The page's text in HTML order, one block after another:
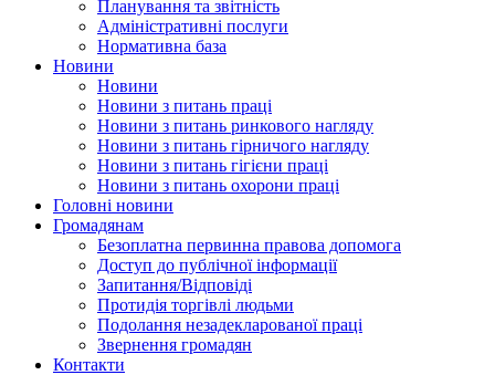
Планування та звітність
Адміністративні послуги
Нормативна база
Новини
Новини
Новини з питань праці
Новини з питань ринкового нагляду
Новини з питань гірничого нагляду
Новини з питань гігієни праці
Новини з питань охорони праці
Головні новини
Громадянам
Безоплатна первинна правова допомога
Доступ до публічної інформації
Запитання/Відповіді
Протидія торгівлі людьми
Подолання незадекларованої праці
Звернення громадян
Контакти